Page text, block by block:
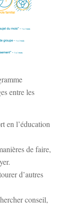
entre les
en l’éducation
de faire,
d’autres
conseil,